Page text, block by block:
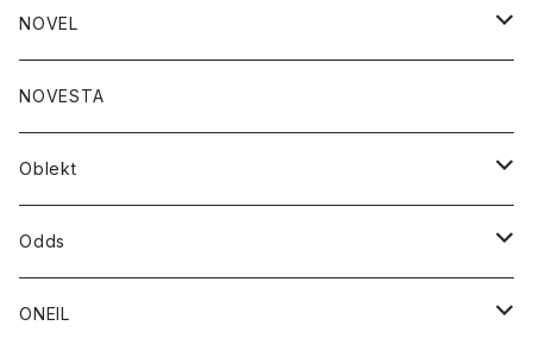
ジャケット
バッグ
グッズ
ウォレット
靴
トップス
ジャケット
シャツ
ボトム
ショートパンツ
パンツ
レディース
シャツ
コート
ジャケット
アクセサリー
バッグ
ブレスレット
グッズ
靴
ストール/マフラー
トップス
シャツ
シャツジャケット
ボトム
ショートパンツ
帽子
NOVEL
トップス
カットソー
スエット
ボトム
NOVESTA
Oblekt
ボトム
ショートパンツ
レディース
Odds
帽子
ONEIL